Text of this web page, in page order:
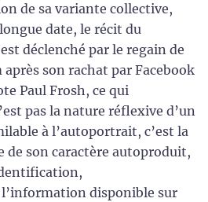
de sa variante collective,
date, le récit du
déclenché par le regain de
son rachat par Facebook
Paul Frosh, ce qui
pas la nature réflexive d’un
à l’autoportrait, c’est la
de son caractère autoproduit,
disponible sur